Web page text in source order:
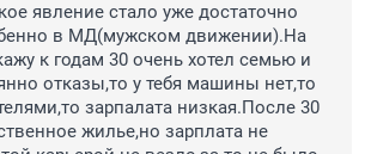
явление стало уже достаточно
в МД(мужском движении).На
к годам 30 очень хотел семью и
отказы,то у тебя машины нет,то
зарпалата низкая.После 30
жилье,но зарплата не